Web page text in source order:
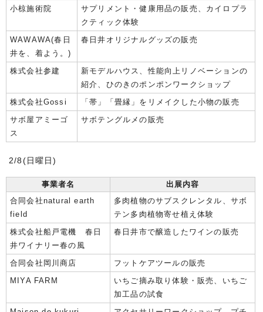
小椋施術院
サプリメント・健康用品の販売、カイロプラ
クティック体験
WAWAWA(春日
井を、着よう。)
春日井オリジナルグッズの販売
株式会社参建
新モデルハウス、性能向上リノベーションの
紹介、ひのきのポンポンワークショップ
株式会社Gossi
「帯」「畳縁」をリメイクした小物の販売
サボ屋アミーゴ
ス
サボテングルメの販売
2/8(日曜日)
事業者名
出展内容
合同会社natural earth
field
多肉植物のサブスクレンタル、サボ
テン多肉植物寄せ植え体験
株式会社船戸電機 春日
井ワイナリー春の風
春日井市で醸造したワインの販売
合同会社岡川商店
フットケアツールの販売
MIYA FARM
いちご摘み取り体験・販売、いちご
加工品の試食